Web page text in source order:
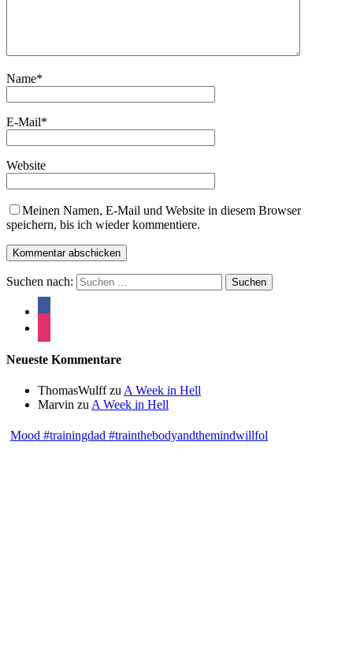
Name*
E-Mail*
Website
Meinen Namen, E-Mail und Website in diesem Browser
speichern, bis ich wieder kommentiere.
Suchen nach:
Neueste Kommentare
ThomasWulffzu A Week in Hell
Marvin zu A Week in Hell
Mood #trainingdad #trainthebodyandthemindwillfol